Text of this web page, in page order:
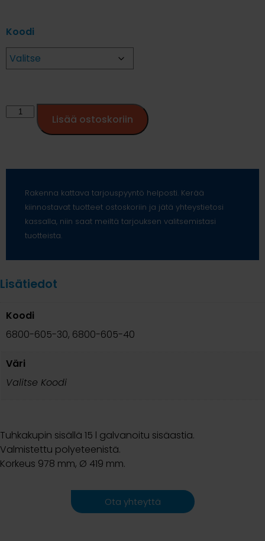
Koodi
Lisää ostoskoriin
Rakenna kattava tarjouspyyntö helposti. Kerää
kiinnostavat tuotteet ostoskoriin ja jätä yhteystietosi
kassalla, niin saat meiltä tarjouksen valitsemistasi
tuotteista.
Lisätiedot
Koodi
6800-605-30, 6800-605-40
Väri
Valitse Koodi
Tuhkakupin sisällä 15 l galvanoitu sisäastia.
Valmistettu polyeteenistä.
Korkeus 978 mm, Ø 419 mm.
Ota yhteyttä